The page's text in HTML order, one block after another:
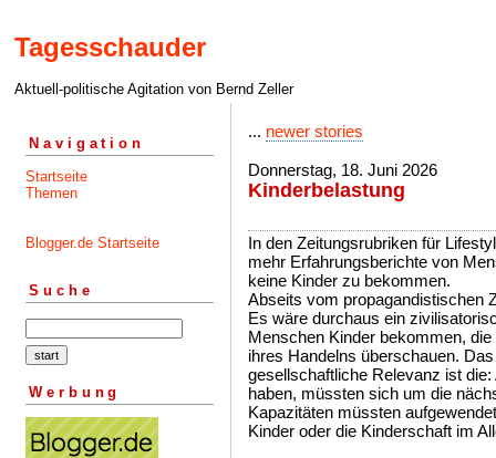
Tagesschauder
Aktuell-politische Agitation von Bernd Zeller
Navigation
Startseite
Themen
Blogger.de Startseite
Suche
Werbung
... newer stories
Donnerstag, 18. Juni 2026
Kinderbelastung
In den Zeitungsrubriken für
mehr Erfahrungsberichte von
keine Kinder zu bekommen.
Abseits vom propagandistischen
Es wäre durchaus ein
Menschen Kinder bekommen,
ihres Handelns überschauen.
gesellschaftliche Relevanz ist
haben, müssten sich um die
Kapazitäten müssten
Kinder oder die Kinderschaft im